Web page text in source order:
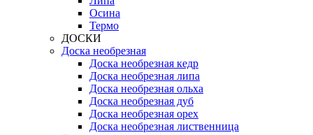
Осина
Термо
ДОСКИ
Доска необрезная
Доска необрезная кедр
Доска необрезная липа
Доска необрезная ольха
Доска необрезная дуб
Доска необрезная орех
Доска необрезная лиственница